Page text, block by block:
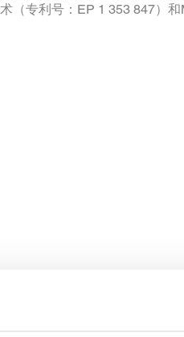
（专利号：EP 1 353 847）和
等产品，或者其他对压力不敏